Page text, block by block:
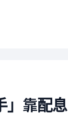
」靠配息